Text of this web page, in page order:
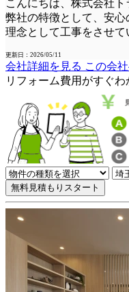
こんにちは、株式会社ト
弊社の特徴として、安
理念として工事をさせ
更新日：2026/05/11
会社詳細を見る この会
リフォーム費用 がすぐわ
無料見積もりスタート